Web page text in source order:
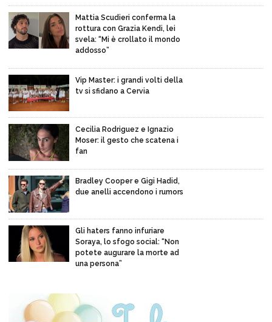
Mattia Scudieri conferma la
rottura con Grazia Kendi, lei
svela: “Mi è crollato il mondo
addosso”
Vip Master: i grandi volti della
tv si sfidano a Cervia
Cecilia Rodriguez e Ignazio
Moser: il gesto che scatena i
fan
Bradley Cooper e Gigi Hadid,
due anelli accendono i rumors
Gli haters fanno infuriare
Soraya, lo sfogo social: “Non
potete augurare la morte ad
una persona”